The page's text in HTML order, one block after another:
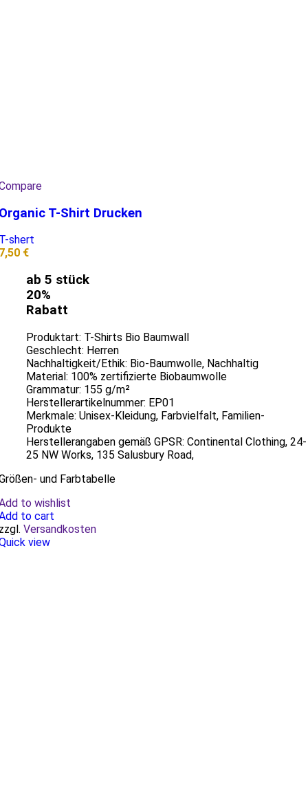
T-Shirt Drucken
shert
€
ab 5 stück
20%
Rabatt
Produktart: T-Shirts Bio Baumwall
Geschlecht: Herren
Nachhaltig­keit/Ethik: Bio-Baumwolle, Nachhaltig
Material: 100% zertifizierte Biobaumwolle
Grammatur: 155 g/m²
Herstellerartikelnummer: EP01
Merkmale: Unisex-Kleidung, Farbvielfalt, Familien-
Produkte
Herstellerangaben gemäß GPSR: Continental Clothing, 24-
25 NW Works, 135 Salusbury Road,
und Farbtabelle
to wishlist
to cart
Versandkosten
view